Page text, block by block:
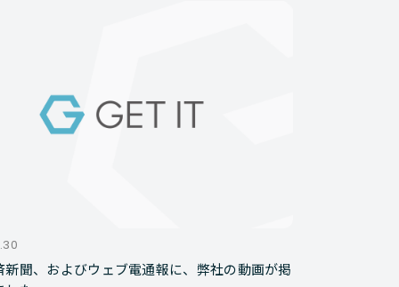
新聞、およびウェブ電通報に、弊社の動画が掲